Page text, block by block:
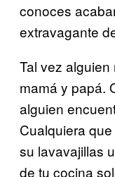
conoces
extravagante
Tal vez
mamá y papá.
alguien
Cualquiera
su lavavajillas
de tu cocina